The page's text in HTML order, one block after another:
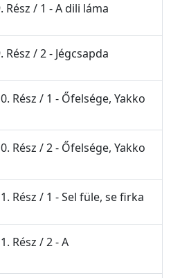
Rész / 1 - A dili láma
/ 2 - Jégcsapda
Rész / 1 - Őfelsége, Yakko
Rész / 2 - Őfelsége, Yakko
Rész / 1 - Sel füle, se firka
Rész / 2 - A